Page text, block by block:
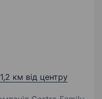
1,2 км від центру